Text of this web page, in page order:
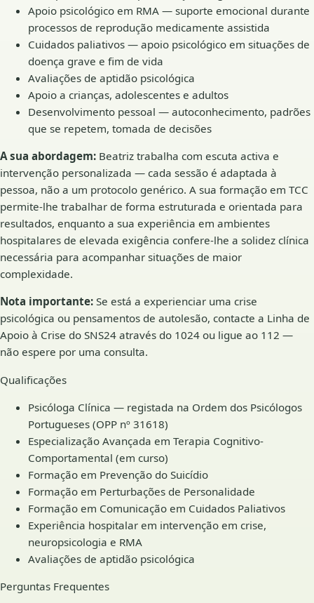
Apoio psicológico em RMA — suporte emocional durante
processos de reprodução medicamente assistida
Cuidados paliativos — apoio psicológico em situações de
doença grave e fim de vida
Avaliações de aptidão psicológica
Apoio a crianças, adolescentes e adultos
Desenvolvimento pessoal — autoconhecimento, padrões
que se repetem, tomada de decisões
A sua abordagem: Beatriz trabalha com escuta activa e
intervenção personalizada — cada sessão é adaptada à
pessoa, não a um protocolo genérico. A sua formação em TCC
permite-lhe trabalhar de forma estruturada e orientada para
resultados, enquanto a sua experiência em ambientes
hospitalares de elevada exigência confere-lhe a solidez clínica
necessária para acompanhar situações de maior
complexidade.
Nota importante: Se está a experienciar uma crise
psicológica ou pensamentos de autolesão, contacte a Linha de
Apoio à Crise do SNS24 através do 1024 ou ligue ao 112 —
não espere por uma consulta.
Qualificações
Psicóloga Clínica — registada na Ordem dos Psicólogos
Portugueses (OPP nº 31618)
Especialização Avançada em Terapia Cognitivo-
Comportamental (em curso)
Formação em Prevenção do Suicídio
Formação em Perturbações de Personalidade
Formação em Comunicação em Cuidados Paliativos
Experiência hospitalar em intervenção em crise,
neuropsicologia e RMA
Avaliações de aptidão psicológica
Perguntas Frequentes